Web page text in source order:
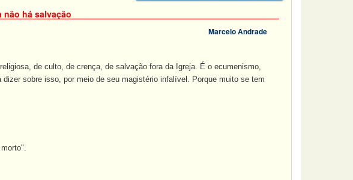
não há salvação
Marcelo Andrade
de culto, de crença, de salvação fora da Igreja. É o ecumenismo,
sobre isso, por meio de seu magistério infalível. Porque muito se tem